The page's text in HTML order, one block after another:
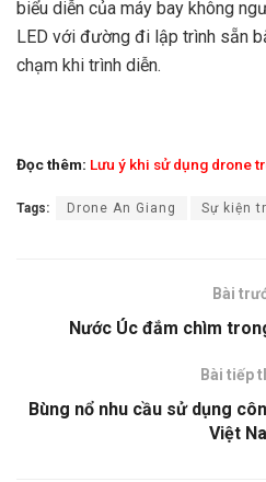
biểu diễn của máy bay không
LED với đường đi lập trình sẵn
chạm khi trình diễn.
Đọc thêm: Lưu ý khi sử dụng drone
Tags: Drone An Giang Sự kiện
Bài
Nước Úc đắm chìm
Bài tiếp
Bùng nổ nhu cầu sử dụng
Việt